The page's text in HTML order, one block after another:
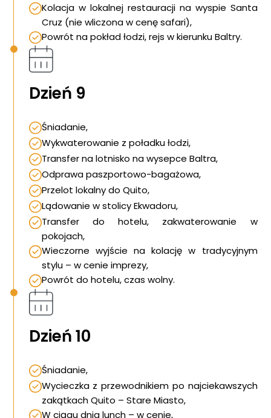
Kolacja w lokalnej restauracji na wyspie Santa
Cruz (nie wliczona w cenę safari),
Powrót na pokład łodzi, rejs w kierunku Baltry.
Dzień 9
Śniadanie,
Wykwaterowanie z poładku łodzi,
Transfer na lotnisko na wysepce Baltra,
Odprawa paszportowo-bagażowa,
Przelot lokalny do Quito,
Lądowanie w stolicy Ekwadoru,
Transfer do hotelu, zakwaterowanie w
pokojach,
Wieczorne wyjście na kolację w tradycyjnym
stylu – w cenie imprezy,
Powrót do hotelu, czas wolny.
Dzień 10
Śniadanie,
Wycieczka z przewodnikiem po najciekawszych
zakątkach Quito – Stare Miasto,
W ciągu dnia lunch – w cenie,